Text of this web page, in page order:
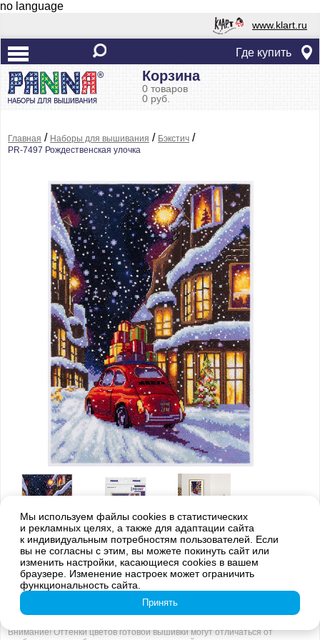
no language
www.klart.ru
Где купить
Корзина
0 товаров
0 руб.
Главная / Наборы для вышивания / Бэкстич /
PR-7497 Рождественская улочка
Внимание! Оттенки цветов готовой вышивки могут отличаться от
Мы используем файлы cookies в статистических
и рекламных целях, а также для адаптации сайта
к индивидуальным потребностям пользователей. Если
вы не согласны с этим, вы можете покинуть сайт или
изменить настройки, касающиеся cookies в вашем
браузере. Изменение настроек может ограничить
функциональность сайта.
Принять